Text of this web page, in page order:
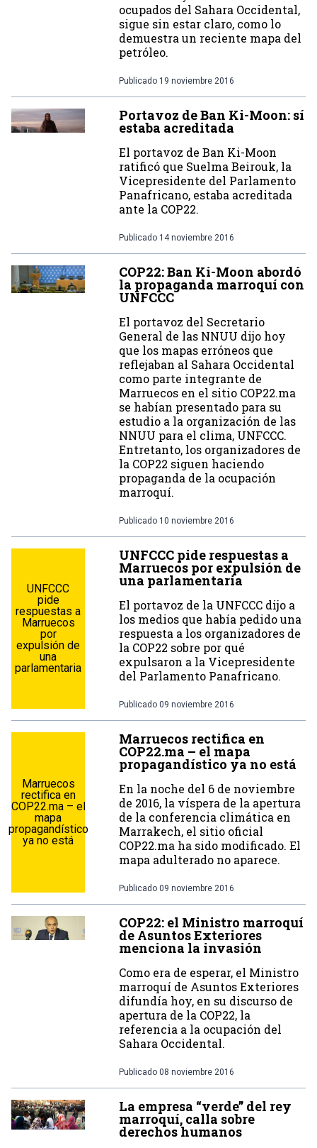
ocupados del Sahara Occidental,
sigue sin estar claro, como lo
demuestra un reciente mapa del
petróleo.
Publicado 19 noviembre 2016
Portavoz de Ban Ki-Moon: sí
estaba acreditada
El portavoz de Ban Ki-Moon
ratificó que Suelma Beirouk, la
Vicepresidente del Parlamento
Panafricano, estaba acreditada
ante la COP22.
Publicado 14 noviembre 2016
COP22: Ban Ki-Moon abordó
la propaganda marroquí con
UNFCCC
El portavoz del Secretario
General de las NNUU dijo hoy
que los mapas erróneos que
reflejaban al Sahara Occidental
como parte integrante de
Marruecos en el sitio COP22.ma
se habían presentado para su
estudio a la organización de las
NNUU para el clima, UNFCCC.
Entretanto, los organizadores de
la COP22 siguen haciendo
propaganda de la ocupación
marroquí.
Publicado 10 noviembre 2016
UNFCCC
pide
respuestas a
Marruecos
por
expulsión de
una
parlamentaria
UNFCCC pide respuestas a
Marruecos por expulsión de
una parlamentaria
El portavoz de la UNFCCC dijo a
los medios que había pedido una
respuesta a los organizadores de
la COP22 sobre por qué
expulsaron a la Vicepresidente
del Parlamento Panafricano.
Publicado 09 noviembre 2016
Marruecos
rectifica en
COP22.ma – el
mapa
propagandístico
ya no está
Marruecos rectifica en
COP22.ma – el mapa
propagandístico ya no está
En la noche del 6 de noviembre
de 2016, la víspera de la apertura
de la conferencia climática en
Marrakech, el sitio oficial
COP22.ma ha sido modificado. El
mapa adulterado no aparece.
Publicado 09 noviembre 2016
COP22: el Ministro marroquí
de Asuntos Exteriores
menciona la invasión
Como era de esperar, el Ministro
marroquí de Asuntos Exteriores
difundía hoy, en su discurso de
apertura de la COP22, la
referencia a la ocupación del
Sahara Occidental.
Publicado 08 noviembre 2016
La empresa “verde” del rey
marroquí, calla sobre
derechos humanos